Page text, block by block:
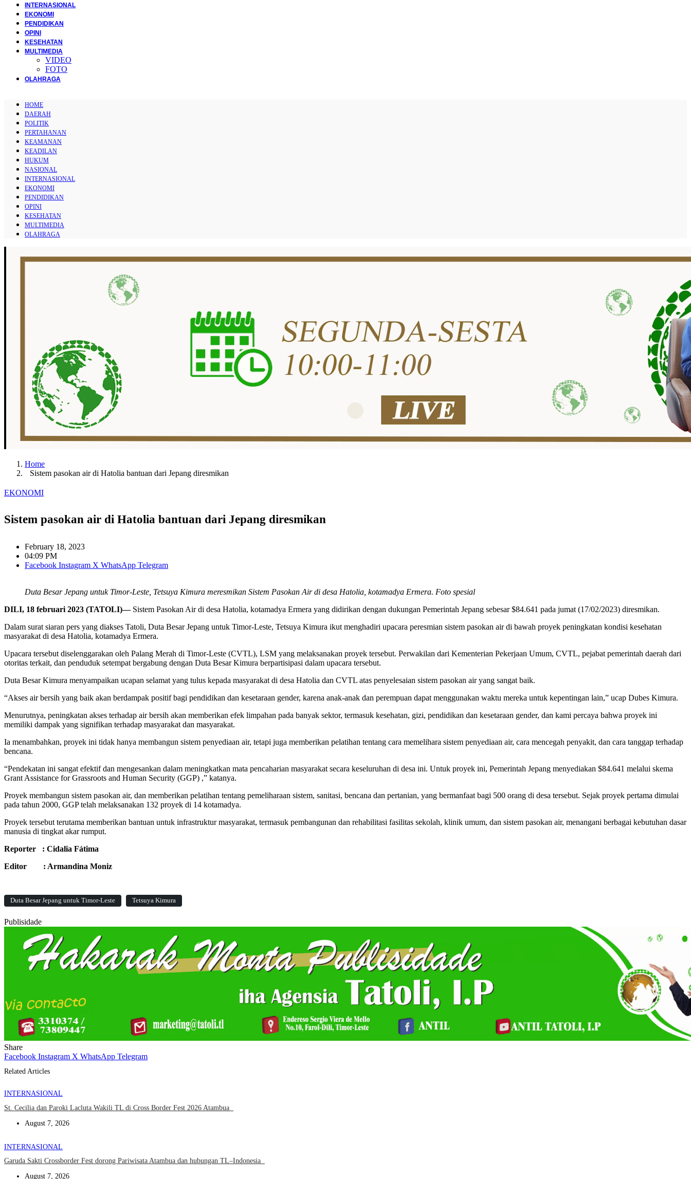
INTERNASIONAL
EKONOMI
PENDIDIKAN
OPINI
KESEHATAN
MULTIMEDIA
VIDEO
FOTO
OLAHRAGA
HOME
DAERAH
POLITIK
PERTAHANAN
KEAMANAN
KEADILAN
HUKUM
NASIONAL
INTERNASIONAL
EKONOMI
PENDIDIKAN
OPINI
KESEHATAN
MULTIMEDIA
OLAHRAGA
Home
Sistem pasokan air di Hatolia bantuan dari Jepang diresmikan
EKONOMI
Sistem pasokan air di Hatolia bantuan dari Jepang diresmikan
February 18, 2023
04:09 PM
Facebook Instagram X WhatsApp Telegram
Duta Besar Jepang untuk Timor-Leste, Tetsuya Kimura meresmikan Sistem Pasokan Air di desa Hatolia, kotamadya Ermera. Foto spesial
DILI, 18 februari 2023 (TATOLI)— Sistem Pasokan Air di desa Hatolia, kotamadya Ermera yang didirikan dengan dukungan Pemerintah Jepang sebesar $84.641 pada jumat (17/02/2023) diresmikan.
Dalam surat siaran pers yang diakses Tatoli, Duta Besar Jepang untuk Timor-Leste, Tetsuya Kimura ikut menghadiri upacara peresmian sistem pasokan air di bawah proyek peningkatan kondisi kesehatan
masyarakat di desa Hatolia, kotamadya Ermera.
Upacara tersebut diselenggarakan oleh Palang Merah di Timor-Leste (CVTL), LSM yang melaksanakan proyek tersebut. Perwakilan dari Kementerian Pekerjaan Umum, CVTL, pejabat pemerintah daerah dari
otoritas terkait, dan penduduk setempat bergabung dengan Duta Besar Kimura berpartisipasi dalam upacara tersebut.
Duta Besar Kimura menyampaikan ucapan selamat yang tulus kepada masyarakat di desa Hatolia dan CVTL atas penyelesaian sistem pasokan air yang sangat baik.
“Akses air bersih yang baik akan berdampak positif bagi pendidikan dan kesetaraan gender, karena anak-anak dan perempuan dapat menggunakan waktu mereka untuk kepentingan lain,” ucap Dubes Kimura.
Menurutnya, peningkatan akses terhadap air bersih akan memberikan efek limpahan pada banyak sektor, termasuk kesehatan, gizi, pendidikan dan kesetaraan gender, dan kami percaya bahwa proyek ini
memiliki dampak yang signifikan terhadap masyarakat dan masyarakat.
Ia menambahkan, proyek ini tidak hanya membangun sistem penyediaan air, tetapi juga memberikan pelatihan tentang cara memelihara sistem penyediaan air, cara mencegah penyakit, dan cara tanggap terhadap
bencana.
“Pendekatan ini sangat efektif dan mengesankan dalam meningkatkan mata pencaharian masyarakat secara keseluruhan di desa ini. Untuk proyek ini, Pemerintah Jepang menyediakan $84.641 melalui skema
Grant Assistance for Grassroots and Human Security (GGP) ,” katanya.
Proyek membangun sistem pasokan air, dan memberikan pelatihan tentang pemeliharaan sistem, sanitasi, bencana dan pertanian, yang bermanfaat bagi 500 orang di desa tersebut. Sejak proyek pertama dimulai
pada tahun 2000, GGP telah melaksanakan 132 proyek di 14 kotamadya.
Proyek tersebut terutama memberikan bantuan untuk infrastruktur masyarakat, termasuk pembangunan dan rehabilitasi fasilitas sekolah, klinik umum, dan sistem pasokan air, menangani berbagai kebutuhan dasar
manusia di tingkat akar rumput.
Reporter : Cidalia Fátima
Editor : Armandina Moniz
Duta Besar Jepang untuk Timor-Leste Tetsuya Kimura
Publisidade
Share
Facebook Instagram X WhatsApp Telegram
Related Articles
INTERNASIONAL
St. Cecilia dan Paroki Lacluta Wakili TL di Cross Border Fest 2026 Atambua
August 7, 2026
INTERNASIONAL
Garuda Sakti Crossborder Fest dorong Pariwisata Atambua dan hubungan TL–Indonesia
August 7, 2026